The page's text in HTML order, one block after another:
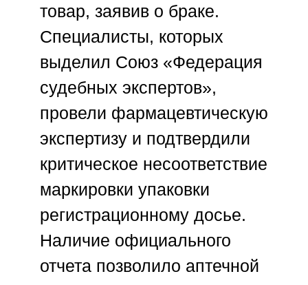
товар, заявив о браке.
Специалисты, которых
выделил Союз «Федерация
судебных экспертов»,
провели фармацевтическую
экспертизу и подтвердили
критическое несоответствие
маркировки упаковки
регистрационному досье.
Наличие официального
отчета позволило аптечной